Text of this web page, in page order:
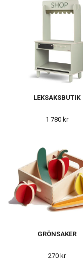
LEKSAKSBUTIK
1 780 kr
GRÖNSAKER
270 kr